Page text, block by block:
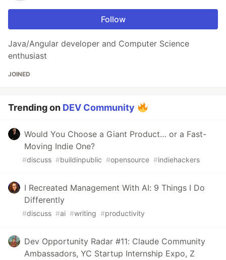
Follow
Java/Angular developer and Computer Science
enthusiast
JOINED
Trending on DEV Community
Would You Choose a Giant Product… or a Fast-
Moving Indie One?
#discuss #buildinpublic #opensource #indiehackers
I Recreated Management With AI: 9 Things I Do
Differently
#discuss #ai #writing #productivity
Dev Opportunity Radar #11: Claude Community
Ambassadors, YC Startup Internship Expo, Z